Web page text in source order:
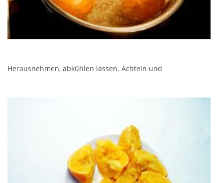
Herausnehmen, abkühlen lassen. Achteln und